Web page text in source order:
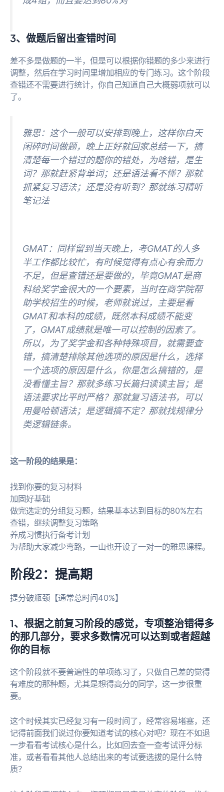
3、做题后留出查错时间
差不多是做题的一半，但是可以根据你错题的多少来进行
调整，然后在学习时间里增加相应的专门练习。这个阶段
查错还不需要进行统计，你自己知道自己大概弱项就可以
了。
雅思：这个一般可以安排到晚上，这样你白天
闲碎时间做题，晚上正好就回家总结一下，搞
清楚每一个错过的题你的错处，为啥错，是生
词？那就赶紧背单词；还是语法看不懂？那就
抓紧复习语法；还是没有听到？那就练习精听
笔记法
GMAT：同样留到当天晚上，考GMAT的人多
半工作都比较忙，有时候觉得有点心有余而力
不足，但是查错还是要做的，毕竟GMAT是商
科给奖学金很大的一个要素，当时在商学院帮
助学校招生的时候，老师就说过，主要是看
GMAT和本科的成绩，既然本科成绩不能变
了，GMAT成绩就是唯一可以控制的因素了。
所以，为了奖学金和各种特殊项目，就需要查
错，搞清楚排除其他选项的原因是什么，选择
一个选项的原因是什么，你是怎么搞错的，是
没看懂主旨？那就多练习长篇扫读读主旨；是
语法要求比平时严格？那就复习语法书，可以
用曼哈顿语法；是逻辑搞不定？那就找规律分
类逻辑链条。
这一阶段的结果是：
找到你要的复习材料
加固好基础
做完选定的分组复习题，结果基本达到目标的80%左右
查错，继续调整复习策略
养成习惯执行备考计划
为帮助大家减少弯路，一山也开设了一对一的雅思课程。
阶段2：提高期
提分破瓶颈【通常总时间40%】
1、根据之前复习阶段的感觉，专项整治错得多
的那几部分，要求多数情况可以达到或者超越
你的目标
这个阶段就不要普遍性的单项练习了，只做自己差的觉得
有难度的那种题，尤其是想得高分的同学，这一步很重
要。
这个时候其实已经复习有一段时间了，经常容易堵塞，还
记得前面我们说过你要知道考试的核心对吧？现在不如退
一步看看考试核心是什么，比如回去查一查考试评分标
准，或者看看其他人总结出来的考试要选拔的是什么特
质？